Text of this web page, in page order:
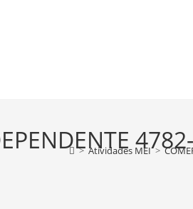
> Atividades MEI >